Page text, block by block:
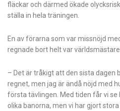
fläckar och därmed ökade
ställa in hela träningen.
En av förarna som var missnöjd
regnade bort helt var
– Det är tråkigt att den sista dagen
regnet, men jag är ändå nöjd med
första tävlingen. Med tiden får vi se
olika banorna, men vi har gjort